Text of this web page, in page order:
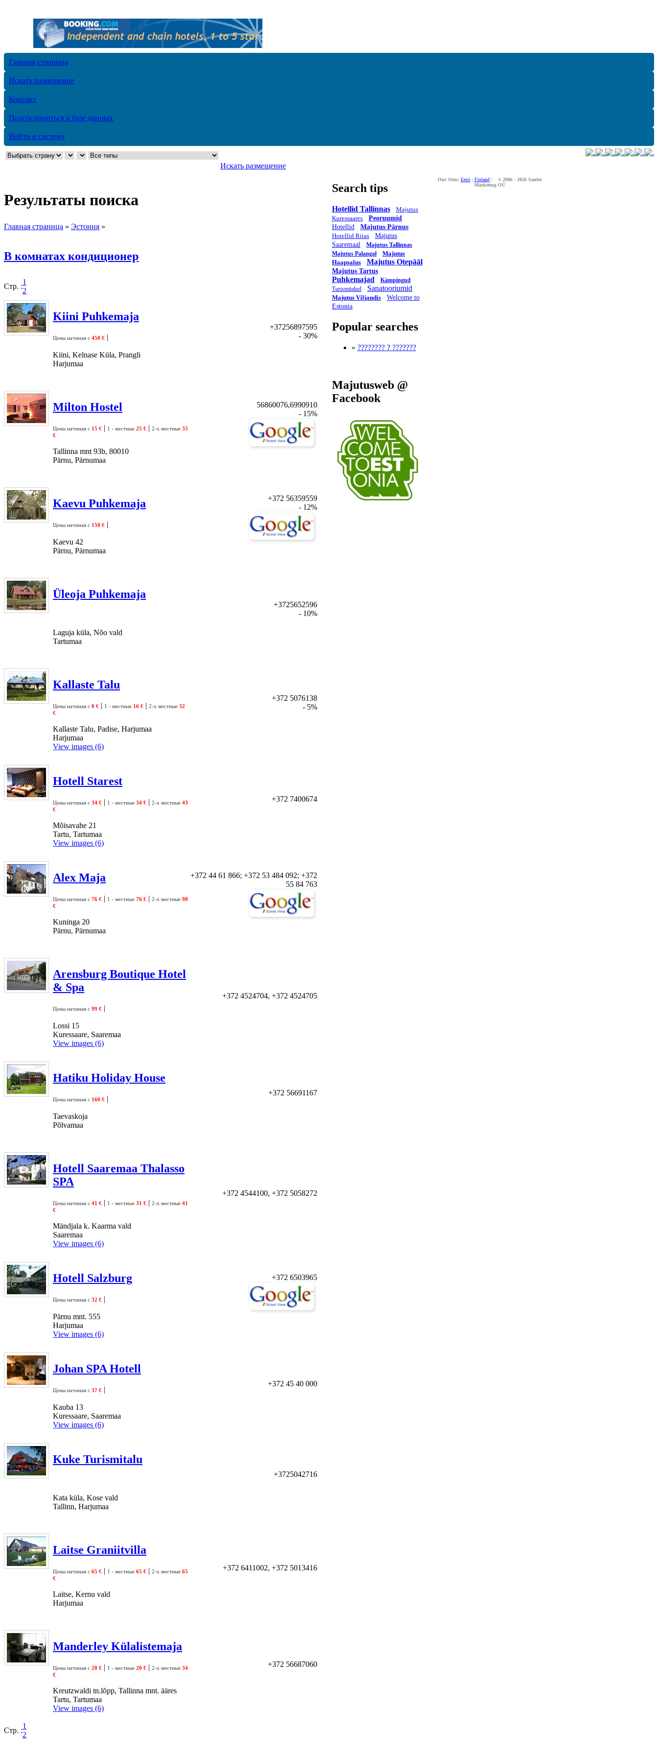
Главная страница
Искать размещение
Контакт
Подсоединиться к базе данных
Войти в систему
Искать размещение
Результаты поиска
Главная страница » Эстония »
В комнатах кондиционер
Стр. :
1
2
Kiini Puhkemaja
Цены начиная с 450 € |
Kiini, Kelnase Küla, Prangli
Harjumaa
+37256897595
- 30%
Milton Hostel
Цены начиная с 15 € | 1 - местные 25 € | 2-х местные 35
€
Tallinna mnt 93b, 80010
Pärnu, Pärnumaa
56860076,6990910
- 15%
Kaevu Puhkemaja
Цены начиная с 150 € |
Kaevu 42
Pärnu, Pärnumaa
+372 56359559
- 12%
Üleoja Puhkemaja
Laguja küla, Nõo vald
Tartumaa
+3725652596
- 10%
Kallaste Talu
Цены начиная с 0 € | 1 - местные 16 € | 2-х местные 32
€
Kallaste Talu, Padise, Harjumaa
Harjumaa
+372 5076138
- 5%
View images (6)
Hotell Starest
Цены начиная с 34 € | 1 - местные 34 € | 2-х местные 43
€
Mõisavahe 21
Tartu, Tartumaa
+372 7400674
View images (6)
Alex Maja
Цены начиная с 76 € | 1 - местные 76 € | 2-х местные 98
€
Kuninga 20
Pärnu, Pärnumaa
+372 44 61 866; +372 53 484 092; +372
55 84 763
Arensburg Boutique Hotel
& Spa
Цены начиная с 99 € |
Lossi 15
Kuressaare, Saaremaa
+372 4524704, +372 4524705
View images (6)
Hatiku Holiday House
Цены начиная с 160 € |
Taevaskoja
Põlvamaa
+372 56691167
Hotell Saaremaa Thalasso
SPA
Цены начиная с 41 € | 1 - местные 31 € | 2-х местные 41
€
Mändjala k. Kaarma vald
Saaremaa
+372 4544100, +372 5058272
View images (6)
Hotell Salzburg
Цены начиная с 32 € |
Pärnu mnt. 555
Harjumaa
+372 6503965
View images (6)
Johan SPA Hotell
Цены начиная с 37 € |
Kauba 13
Kuressaare, Saaremaa
+372 45 40 000
View images (6)
Kuke Turismitalu
Kata küla, Kose vald
Tallinn, Harjumaa
+3725042716
Laitse Graniitvilla
Цены начиная с 65 € | 1 - местные 65 € | 2-х местные 65
€
Laitse, Kernu vald
Harjumaa
+372 6411002, +372 5013416
Manderley Külalistemaja
Цены начиная с 20 € | 1 - местные 20 € | 2-х местные 34
€
Kreutzwaldi tn.lõpp, Tallinna mnt. ääres
Tartu, Tartumaa
+372 56687060
View images (6)
Стр. :
1
2
Search tips
Hotellid Tallinnas
Majutus
Kuressaares
Peoruumid
Hotellid
Majutus Pärnus
Hotellid Riias
Majutus
Saaremaal
Majutus Tallinnas
Majutus Palangal
Majutus
Haapsalus
Majutus Otepääl
Majutus Tartus
Puhkemajad
Kämpingud
Turismitalud
Sanatooriumid
Majutus Viljandis
Welcome to
Estonia
Popular searches
» ???????? ? ???????
Majutusweb @
Facebook
Our Sites: Eesti | Finland| © 2006 - 2026 Sauler
Marketing OÜ